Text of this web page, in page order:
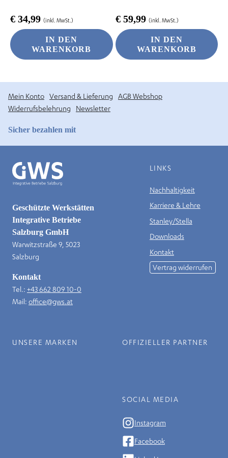
€ 34,99 (inkl. MwSt.)
IN DEN
WARENKORB
€59,99 (inkl. MwSt.)
IN DEN
WARENKORB
Mein Konto Versand & Lieferung
AGB Webshop
Widerrufsbelehrung
Newsletter
Sicher bezahlen mit
Geschützte Werkstätten
Integrative Betriebe
Salzburg GmbH
Warwitzstraße 9, 5023
Salzburg
Kontakt
Tel.: +43 662 809 10-0
Mail: office@gws.at
LINKS
Nachhaltigkeit
Karriere & Lehre
Stanley/Stella
Downloads
Kontakt
Vertrag widerrufen
UNSERE MARKEN OFFIZIELLER PARTNER
SOCIAL MEDIA
Instagram
Facebook